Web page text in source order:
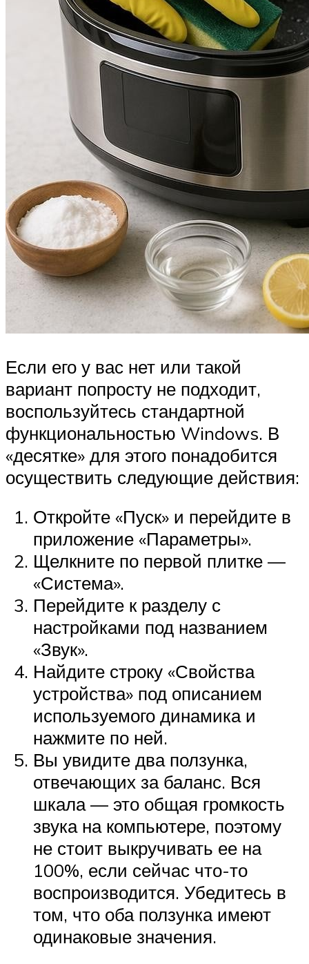
Если его у вас нет или такой
вариант попросту не подходит,
воспользуйтесь стандартной
функциональностью Windows. В
«десятке» для этого понадобится
осуществить следующие действия:
Откройте «Пуск» и перейдите в
приложение «Параметры».
Щелкните по первой плитке —
«Система».
Перейдите к разделу с
настройками под названием
«Звук».
Найдите строку «Свойства
устройства» под описанием
используемого динамика и
нажмите по ней.
Вы увидите два ползунка,
отвечающих за баланс. Вся
шкала — это общая громкость
звука на компьютере, поэтому
не стоит выкручивать ее на
100%, если сейчас что-то
воспроизводится. Убедитесь в
том, что оба ползунка имеют
одинаковые значения.